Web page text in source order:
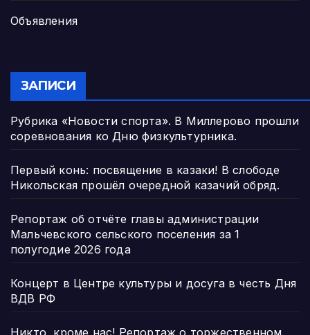
Объявления
ЗАПИСИ
Рубрика «Новости спорта». В Миллерово прошли
соревнования ко Дню физкультурника.
Первый конь: посвящение в казаки! В слободе
Никольская прошёл очередной казачий обряд.
Репортаж об отчёте главы администрации
Мальчевского сельского поселения за 1
полугодие 2026 года
Концерт в Центре культуры и досуга в честь Дня
ВДВ РФ
Никто, кроме нас! Репортаж о торжественном